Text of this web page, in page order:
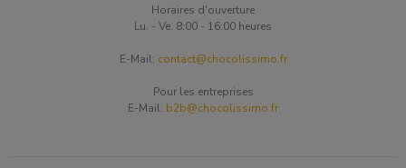
Horaires d'ouverture
Lu. - Ve. 8:00 - 16:00 heures
E-Mail: contact@chocolissimo.fr
Pour les entreprises
E-Mail: b2b@chocolissimo.fr